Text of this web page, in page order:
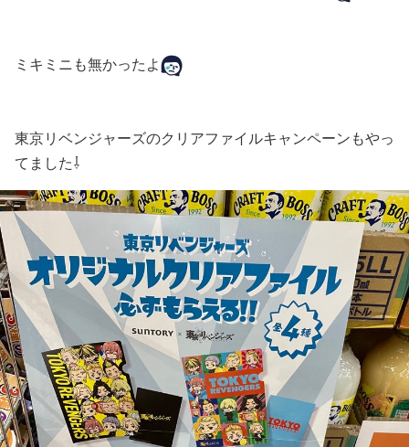
ミキミニも無かったよ
東京リベンジャーズのクリアファイルキャンペーンもやっ
てました⇩